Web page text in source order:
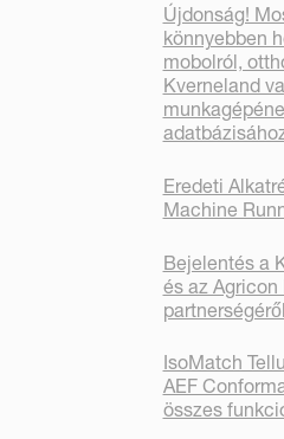
Újdonság!
könnyebben
mobolról,
Kverneland
Eredeti
Machine
Bejelentés a
és az
partnerségéről
IsoMatch
AEF
összes